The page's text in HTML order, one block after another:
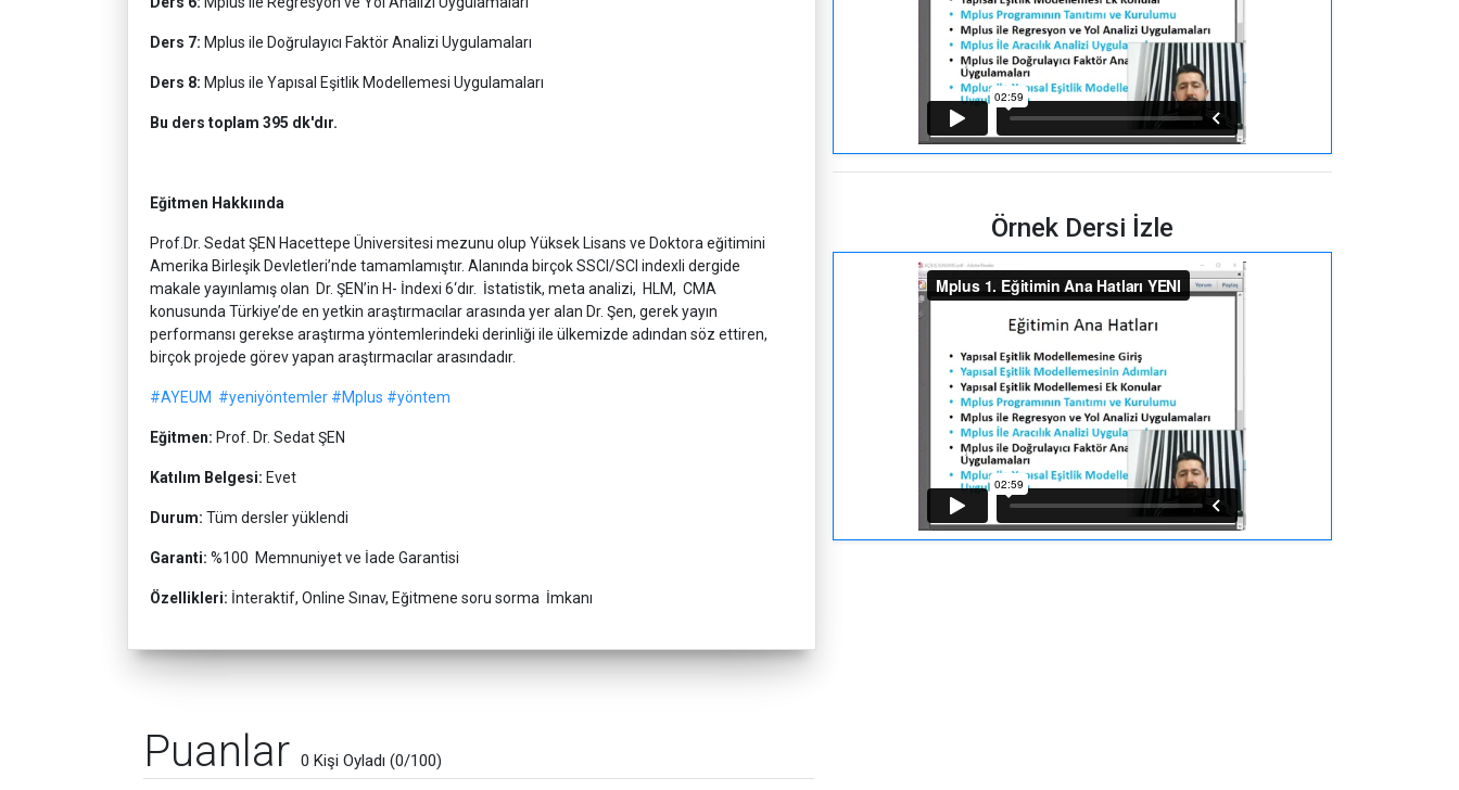
Ders 7: Mplus ile Doğrulayıcı Faktör Analizi Uygulamaları
Ders 8: Mplus ile Yapısal Eşitlik Modellemesi Uygulamaları
Bu ders toplam 395 dk'dır.
Eğitmen Hakkıında
Prof.Dr. Sedat ŞEN Hacettepe Üniversitesi mezunu olup Yüksek Lisans ve Doktora eğitimini
Amerika Birleşik Devletleri’nde tamamlamıştır. Alanında birçok SSCI/SCI indexli dergide
makale yayınlamış olan Dr. ŞEN’in H- İndexi 6‘dır. İstatistik, meta analizi, HLM, CMA
konusunda Türkiye’de en yetkin araştırmacılar arasında yer alan Dr. Şen, gerek yayın
performansı gerekse araştırma yöntemlerindeki derinliği ile ülkemizde adından söz ettiren,
birçok projede görev yapan araştırmacılar arasındadır.
#AYEUM #yeniyöntemler #Mplus #yöntem
Eğitmen: Prof. Dr. Sedat ŞEN
Katılım Belgesi: Evet
Durum: Tüm dersler yüklendi
Garanti: %100 Memnuniyet ve İade Garantisi
Özellikleri: İnteraktif, Online Sınav, Eğitmene soru sorma İmkanı
Örnek Dersi İzle
Puanlar 0 Kişi Oyladı (0/100)